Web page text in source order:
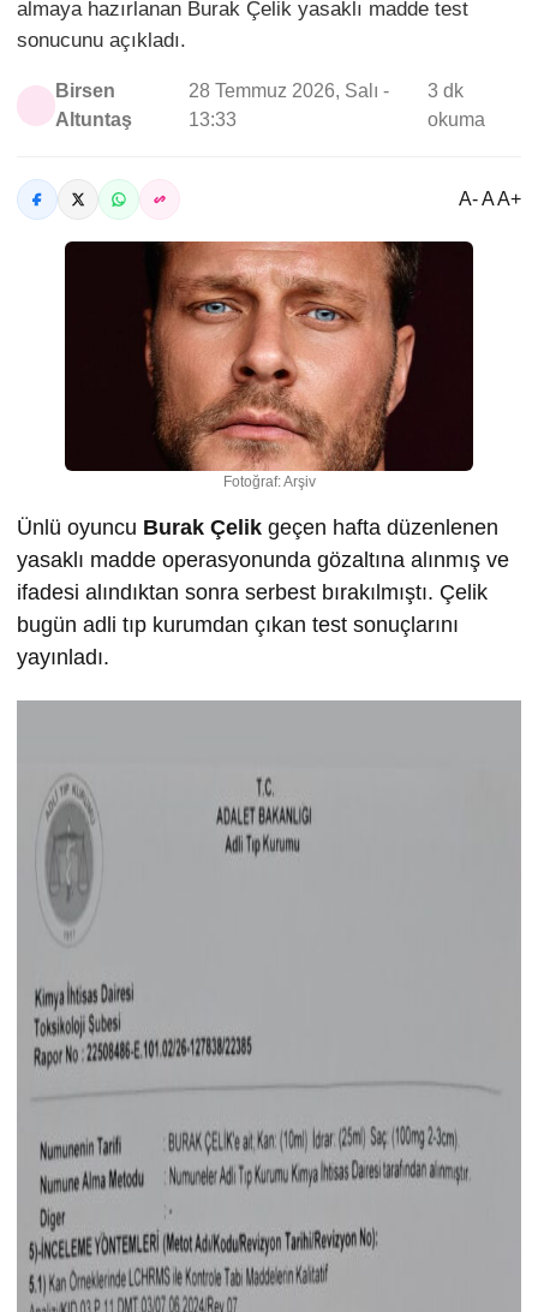
almaya hazırlanan Burak Çelik yasaklı madde test
sonucunu açıkladı.
Birsen
Altuntaş
28 Temmuz 2026, Salı -
13:33
3 dk
okuma
A- A A+
Fotoğraf: Arşiv
Ünlü oyuncu Burak Çelik geçen hafta düzenlenen
yasaklı madde operasyonunda gözaltına alınmış ve
ifadesi alındıktan sonra serbest bırakılmıştı. Çelik
bugün adli tıp kurumdan çıkan test sonuçlarını
yayınladı.